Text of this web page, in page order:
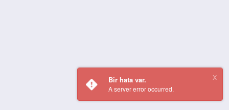
Bir hata var.
A server error occurred.